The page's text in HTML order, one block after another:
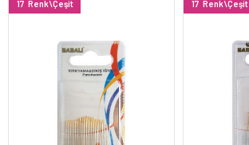
17 Renk\Çeşit 17 Renk\Çeşit